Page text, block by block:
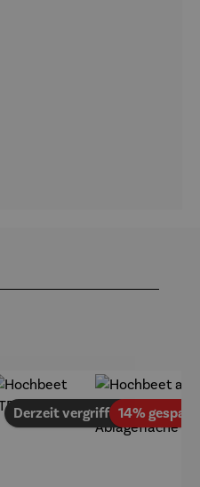
Derzeit vergriffen14% gespart